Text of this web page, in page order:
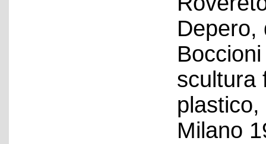
Depero,
scultura
Milano